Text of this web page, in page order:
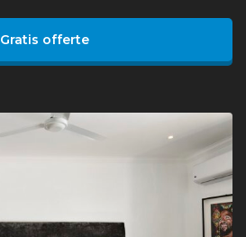
Gratis offerte